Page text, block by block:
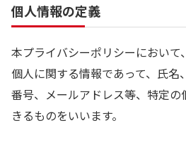
個人情報の定義
本プライバシーポリシーにおいて
個人に関する情報であって、氏
番号、メールアドレス等、特定
きるものをいいます。